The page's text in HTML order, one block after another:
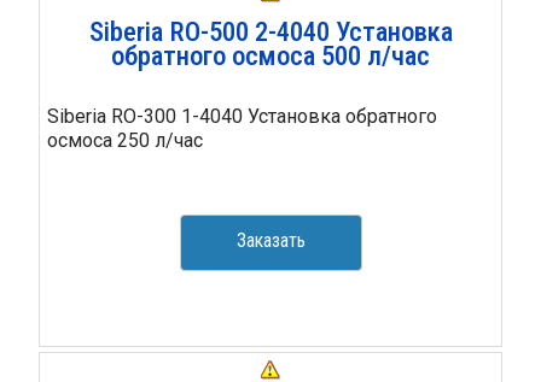
Siberia RO-500 2-4040 Установка
обратного осмоса 500 л/час
Siberia RO-300 1-4040 Установка обратного
осмоса 250 л/час
Заказать